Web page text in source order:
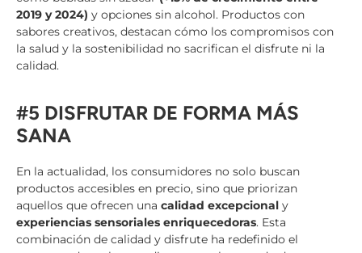
2019 y 2024) y opciones sin alcohol. Productos con
sabores creativos, destacan cómo los compromisos con
la salud y la sostenibilidad no sacrifican el disfrute ni la
calidad.
#5 DISFRUTAR DE FORMA MÁS
SANA
En la actualidad, los consumidores no solo buscan
productos accesibles en precio, sino que priorizan
aquellos que ofrecen una calidad excepcional y
experiencias sensoriales enriquecedoras. Esta
combinación de calidad y disfrute ha redefinido el